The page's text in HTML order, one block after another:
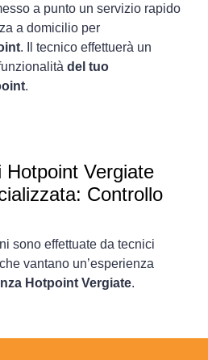
a punto un servizio rapido
a domicilio per
. Il tecnico effettuerà un
del tuo
.
Hotpoint Vergiate
Controllo
sono effettuate da tecnici
vantano un’esperienza
Hotpoint Vergiate.